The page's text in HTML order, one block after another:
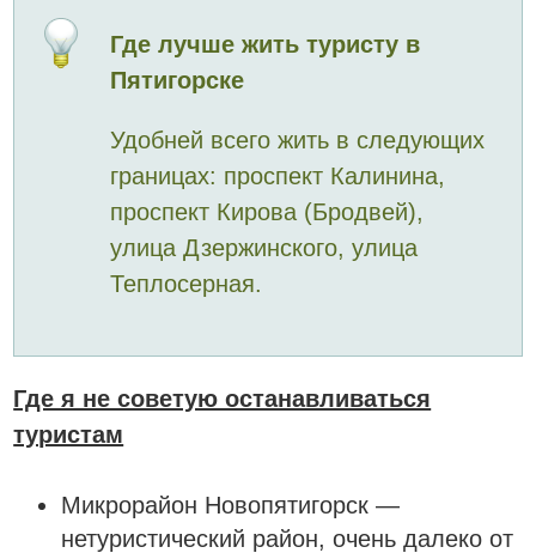
Где лучше жить туристу в
Пятигорске
Удобней всего жить в следующих
границах: проспект Калинина,
проспект Кирова (Бродвей),
улица Дзержинского, улица
Теплосерная.
Где я не советую останавливаться
туристам
Микрорайон Новопятигорск —
нетуристический район, очень далеко от